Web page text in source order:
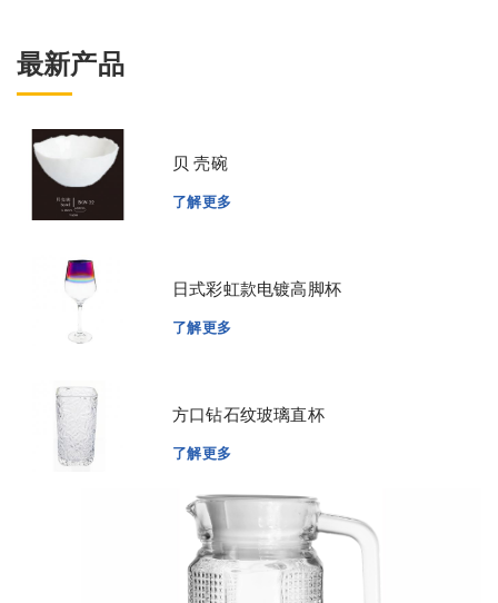
最新产品
贝 壳碗
了解更多
日式彩虹款电镀高脚杯
了解更多
方口钻石纹玻璃直杯
了解更多